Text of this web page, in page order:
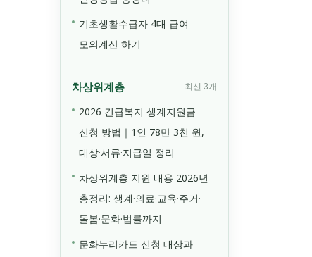
기초생활수급자 4대 급여
모의계산 하기
차상위계층 최신 3개
2026 긴급복지 생계지원금
신청 방법｜1인 78만 3천 원,
대상·서류·지급일 정리
차상위계층 지원 내용 2026년
총정리: 생계·의료·교육·주거·
돌봄·문화·법률까지
문화누리카드 신청 대상과